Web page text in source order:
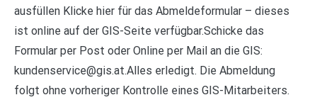
ausfüllen Klicke hier für das Abmeldeformular – dieses
ist online auf der GIS-Seite verfügbar.Schicke das
Formular per Post oder Online per Mail an die GIS:
kundenservice@gis.at.Alles erledigt. Die Abmeldung
folgt ohne vorheriger Kontrolle eines GIS-Mitarbeiters.